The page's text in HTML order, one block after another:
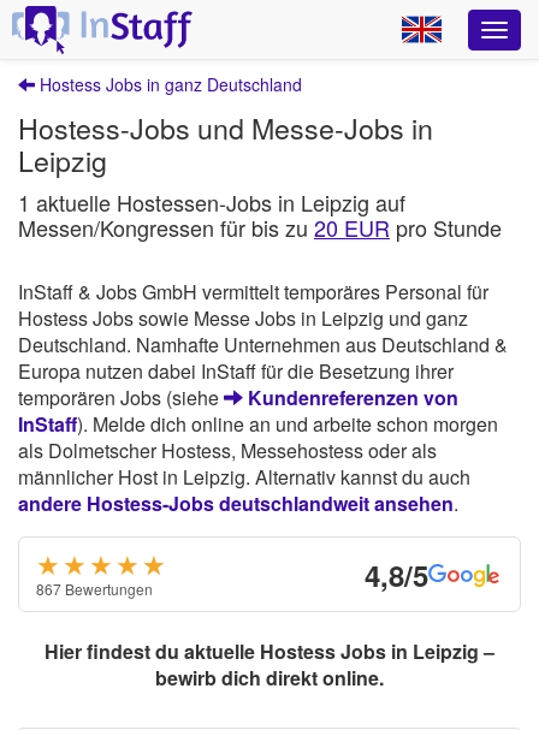
Hostess Jobs in ganz Deutschland
Hostess-Jobs und Messe-Jobs in
Leipzig
1 aktuelle Hostessen-Jobs in Leipzig auf
Messen/Kongressen für bis zu 20 EUR pro Stunde
InStaff & Jobs GmbH vermittelt temporäres Personal für
Hostess Jobs sowie Messe Jobs in Leipzig und ganz
Deutschland. Namhafte Unternehmen aus Deutschland &
Europa nutzen dabei InStaff für die Besetzung ihrer
temporären Jobs (siehe
Kundenreferenzen von
InStaff). Melde dich online an und arbeite schon morgen
als Dolmetscher Hostess, Messehostess oder als
männlicher Host in Leipzig. Alternativ kannst du auch
andere Hostess-Jobs deutschlandweit ansehen.
★★★★★
★
867 Bewertungen 4,8/5
Hier findest du aktuelle Hostess Jobs in Leipzig –
bewirb dich direkt online.